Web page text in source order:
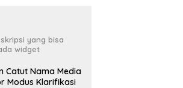
yang bisa
widget
Catut Nama Media
Modus Klarifikasi